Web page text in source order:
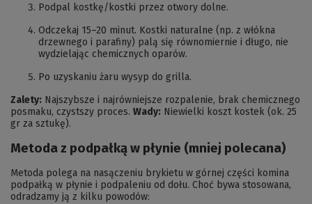
Podpal kostkę/kostki przez otwory dolne.
Odczekaj 15–20 minut. Kostki naturalne (np. z włókna
drzewnego i parafiny) palą się równomiernie i długo, nie
wydzielając chemicznych oparów.
Po uzyskaniu żaru wysyp do grilla.
Zalety: Najszybsze i najrówniejsze rozpalenie, brak chemicznego
posmaku, czystszy proces. Wady: Niewielki koszt kostek (ok. 25
gr za sztukę).
Metoda z podpałką w płynie (mniej polecana)
Metoda polega na nasączeniu brykietu w górnej części komina
podpałką w płynie i podpaleniu od dołu. Choć bywa stosowana,
odradzamy ją z kilku powodów: